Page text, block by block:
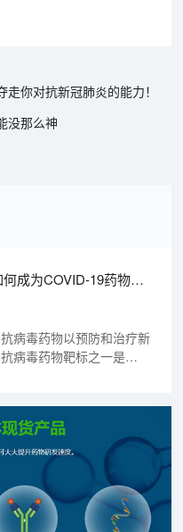
你对抗新冠肺炎的能力！
没那么神
成为COVID-19药物的
病毒药物以预防和治疗新
病毒药物靶标之一是
物再利用的抑制剂提供了